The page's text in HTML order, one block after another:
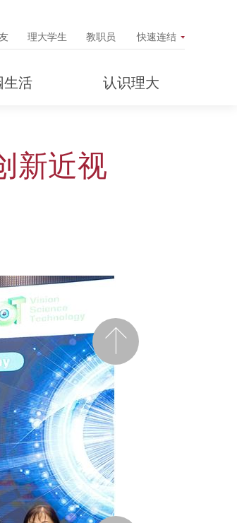
理大学生 教职员 快速连结
生活 认识理大
新近视
前一页